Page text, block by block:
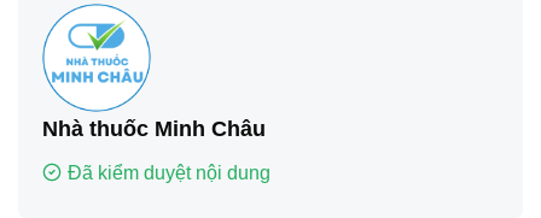
Nhà thuốc Minh Châu
Đã kiểm duyệt nội dung